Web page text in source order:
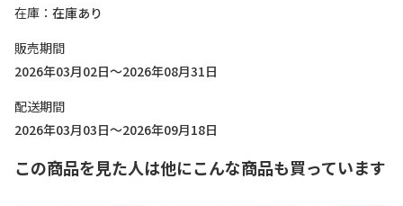
在庫
在庫あり
販売期間
2026年03月02日～2026年08月31日
配送期間
2026年03月03日～2026年09月18日
この商品を見た人は他にこんな商品も買っています